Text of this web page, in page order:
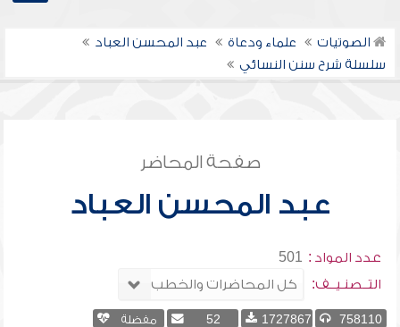
الصوتيات علماء ودعاة
عبد المحسن العباد
سلسلة شرح سنن النسائي
صفحة المحاضر
عبد المحسن العباد
عدد المواد : 501
التــصنـيــف:
758110
1727867
52 مفضلة